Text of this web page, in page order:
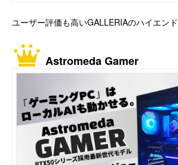
ユーザー評価も高いGALLERIAのハイエン
Astromeda Gamer